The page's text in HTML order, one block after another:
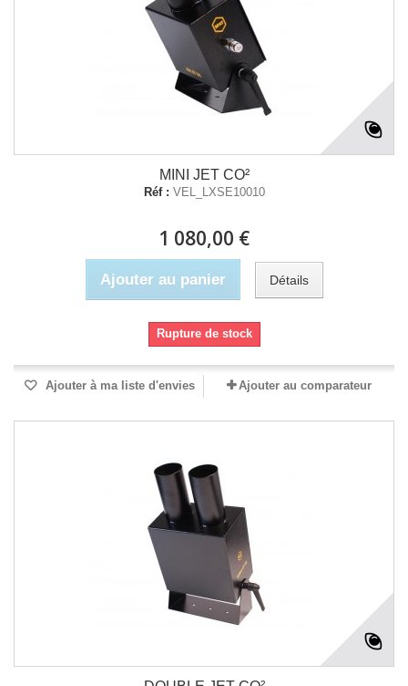
MINI JET CO²
Réf : VEL_LXSE10010
1 080,00 €
Ajouter au panier Détails
Rupture de stock
Ajouter à ma liste d'envies Ajouter au comparateur